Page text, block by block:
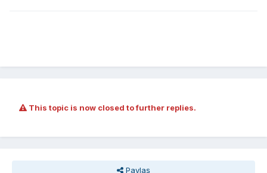
This topic is now closed to further replies.
Paylaş